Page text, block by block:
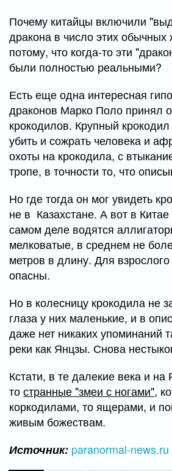
Почему китайцы включили
дракона в число этих
потому, что когда-то эти
были полностью реальными?
Есть еще одна интересная
драконов Марко Поло принял
крокодилов. Крупный
убить и сожрать человека и
охоты на крокодила, с
тропе, в точности то, что
Но где тогда он мог увидеть
не в Казахстане. А вот в
самом деле водятся
мелковатые, в среднем не
метров в длину. Для
опасны.
Но в колесницу крокодила не
глаза у них маленькие, и в
даже нет никаких упоминаний
реки как Янцзы. Снова
Кстати, в те далекие века и на
тостранные "змеи с ногами",
коркодилами, то ящерами, и
живым божествам.
Источник: paranormal-news.ru